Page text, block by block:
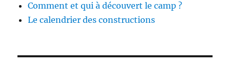
Comment et qui à découvert le camp ?
Le calendrier des constructions